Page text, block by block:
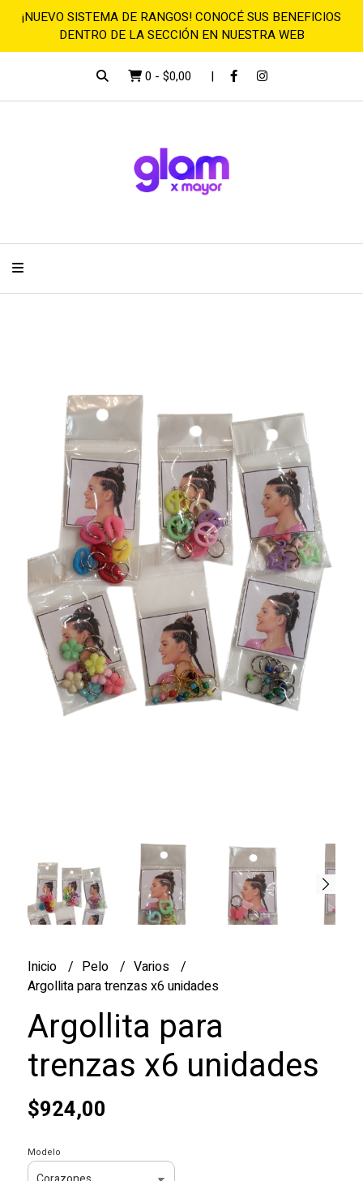
¡NUEVO SISTEMA DE RANGOS! CONOCÉ SUS BENEFICIOS
DENTRO DE LA SECCIÓN EN NUESTRA WEB
0 - $0,00
Inicio Pelo
Varios
Argollita para trenzas x6 unidades
Argollita para
trenzas x6 unidades
$924,00
Modelo